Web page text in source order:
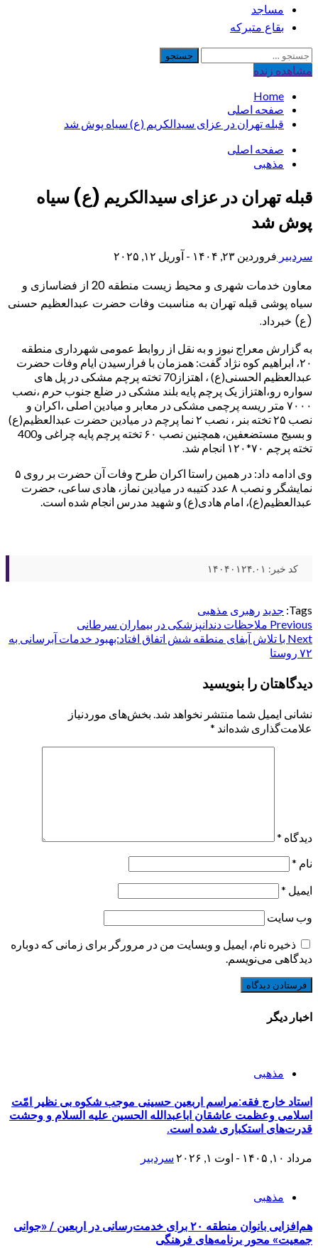
مساجد
بقاع متبرکه
جستجو
برای:
مشاهده‌ زنده
Home
صفحه اصلی
قبله تهران در عزای سیدالکریم (ع) سیاه پوش شد
صفحه اصلی
مذهبی
قبله تهران در عزای سیدالکریم (ع) سیاه
پوش شد
سردبیر فروردین ۲۳, ۱۴۰۴ - آوریل ۱۲, ۲۰۲۵
معاون خدمات شهری و محیط زیست منطقه 20 از فضاسازی و
سیاه پوشی قبله تهران به مناسبت وفات حضرت عبدالعظیم حسنی
(ع) خبرداد.
به گزارش معراج نیوز و به نقل از روابط عمومی شهرداری منطقه
۲۰، ابراهیم کوه نژاد گفت: همزمان با فرارسیدن ایام وفات حضرت
عبدالعظیم الحسنی(ع) ، اهتزاز70 تخته پرچم مشکی در پل های
سواره رو،اهتزاز یک پرچم پایه بلند مشکی در ضلع جنوب حرم ،نصب
۷۰۰۰ متر ریسه پرچمی مشکی در معابر و میادین اصلی ،اکران و
نصب ۲۵ تخته بنر ، نصب ۲ نما پرچم در میادین حضرت عبدالعظیم(ع)
و بسیج مستضعفین، همچنین نصب ۶۰ تخته پرچم پایه چراغی و400
تخته پرچم ۷۰*۱۲۰ انجام شد.
وی ادامه داد: در همین راستا اکران طرح وفات آن حضرت بر روی ۵
نمایشگر و نصب ۸ عدد کتیبه در میادین نماز، هادی ساعی، حضرت
عبدالعظیم(ع)، امام هادی(ع) و شهید مدرس انجام شده است.
کد خبر: ۱۴۰۴۰۱۲۴.۰۱
Tags: جدید رهبری مذهبی
Post
navigation
Previous ملاحظات دندانپزشکی در بیماران سرطانی
Next با تلاش آبفای منطقه شش اتفاق افتاد:بهبود خدمات آبرسانی به
۷۲ روستا
دیدگاهتان را بنویسید
نشانی ایمیل شما منتشر نخواهد شد. بخش‌های موردنیاز
علامت‌گذاری شده‌اند *
دیدگاه *
نام *
ایمیل *
وب‌ سایت
ذخیره نام، ایمیل و وبسایت من در مرورگر برای زمانی که دوباره
دیدگاهی می‌نویسم.
اخبار دیگر
مذهبی
استاد خارج فقه:مراسم اربعین حسینی موجب شکوه بی نظیر امّت
اسلامی وعظمت عاشقان اباعبدالله الحسین علیه السلام و وحشت
قدرت‌های استکباری شده است.
مرداد ۱۰, ۱۴۰۵ - اوت ۱, ۲۰۲۶ سردبیر
مذهبی
هم‌افزایی بانوان منطقه ۲۰ برای خدمت‌رسانی در اربعین / «جوانی
جمعیت» محور برنامه‌های فرهنگی